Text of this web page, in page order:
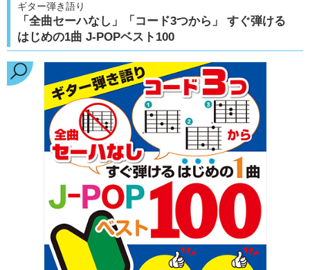
ギター弾き語り
「全曲セーハなし」「コード3つから」 すぐ弾ける
はじめの1曲 J-POPベスト100